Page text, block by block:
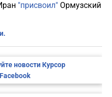
"присвоил" Ормузский
новости Курсор